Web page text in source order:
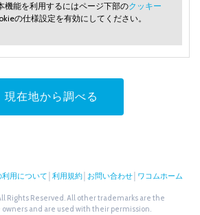
機能を利用するにはページ下部のクッキー
の仕様設定を有効にしてください。
現在地から調べる
利用について 利用規約 お問い合わせ ワコムホーム
Rights Reserved. All other trademarks are the
and are used with their permission.